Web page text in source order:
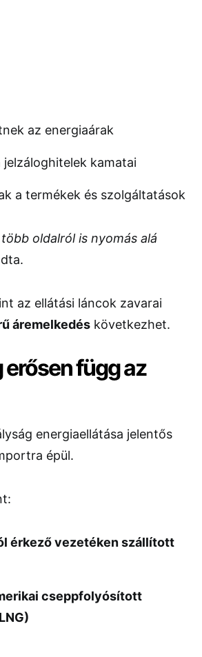
az energiaárak
jelzáloghitelek kamatai
a termékek és szolgáltatások
oldalról is nyomás alá
az ellátási láncok zavarai
áremelkedés következhet.
függ az
energiaellátása jelentős
épül.
érkező vezetéken szállított
cseppfolyósított